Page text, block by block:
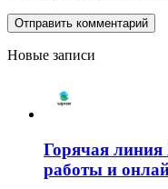
Новые записи
Горячая
работы и